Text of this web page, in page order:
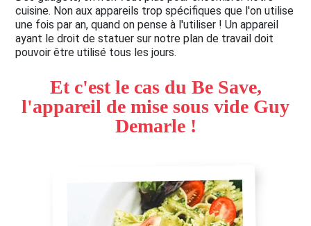
cuisine. Non aux appareils trop spécifiques que l'on utilise
une fois par an, quand on pense à l'utiliser ! Un appareil
ayant le droit de statuer sur notre plan de travail doit
pouvoir être utilisé tous les jours.
Et c'est le cas du Be Save,
l'appareil de mise sous vide Guy
Demarle !